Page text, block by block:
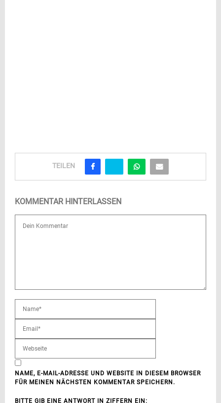
TEILEN
KOMMENTAR HINTERLASSEN
NAME, E-MAIL-ADRESSE UND WEBSITE IN DIESEM BROWSER
FÜR MEINEN NÄCHSTEN KOMMENTAR SPEICHERN.
BITTE GIB EINE ANTWORT IN ZIFFERN EIN: